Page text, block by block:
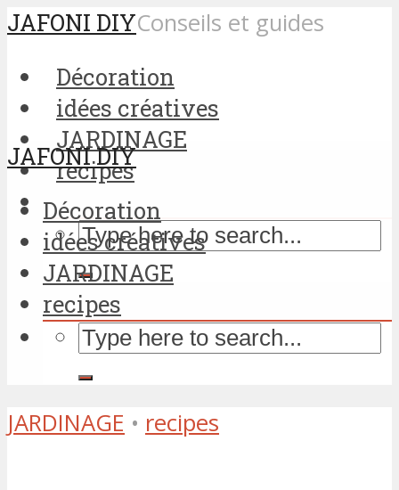
JAFONI DIYConseils et guides
Décoration
idées créatives
JARDINAGE
recipes
JAFONI DIY
Décoration
idées créatives
JARDINAGE
recipes
JARDINAGE • recipes